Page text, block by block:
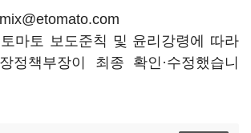
마토 보도준칙 및 윤리강령에 따라
정책부장이 최종 확인·수정했습니